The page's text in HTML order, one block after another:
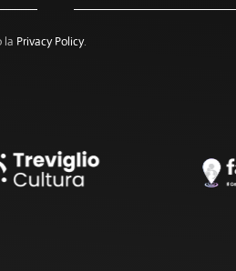
la Privacy Policy.